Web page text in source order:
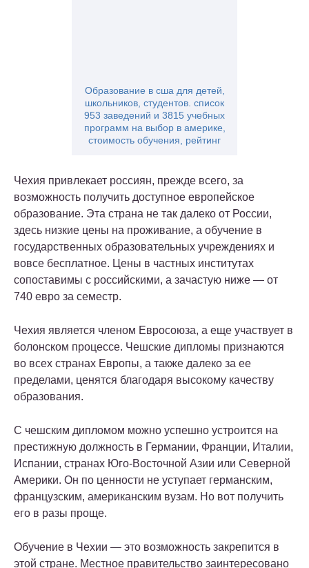
Образование в сша для детей,
школьников, студентов. список
953 заведений и 3815 учебных
программ на выбор в америке,
стоимость обучения, рейтинг
Чехия привлекает россиян, прежде всего, за
возможность получить доступное европейское
образование. Эта страна не так далеко от России,
здесь низкие цены на проживание, а обучение в
государственных образовательных учреждениях и
вовсе бесплатное. Цены в частных институтах
сопоставимы с российскими, а зачастую ниже — от
740 евро за семестр.
Чехия является членом Евросоюза, а еще участвует в
болонском процессе. Чешские дипломы признаются
во всех странах Европы, а также далеко за ее
пределами, ценятся благодаря высокому качеству
образования.
С чешским дипломом можно успешно устроится на
престижную должность в Германии, Франции, Италии,
Испании, странах Юго-Восточной Азии или Северной
Америки. Он по ценности не уступает германским,
французским, американским вузам. Но вот получить
его в разы проще.
Обучение в Чехии — это возможность закрепится в
этой стране. Местное правительство заинтересовано